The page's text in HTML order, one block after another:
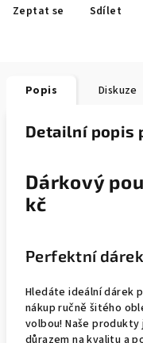
Zeptat se Sdílet
Popis Diskuze
Detailní popis
Dárkový
kč
Perfektní
Hledáte ideální dárek
nákup ručně šitého
volbou! Naše produkty
důrazem na kvalitu a